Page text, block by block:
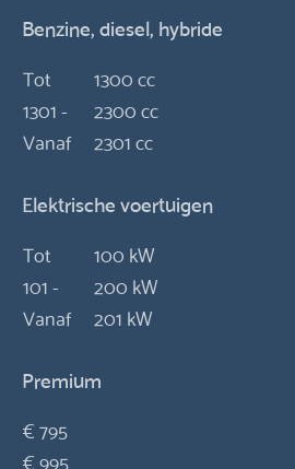
Benzine, diesel, hybride
Tot
1300 cc
1301 -
2300 cc
Vanaf
2301 cc
Elektrische voertuigen
Tot
100 kW
101 -
200 kW
Vanaf
201 kW
Premium
€ 795
€ 995